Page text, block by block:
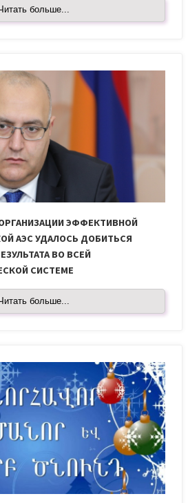
больше...
ЭФФЕКТИВНОЙ
АЭС УДАЛОСЬ ДОБИТЬСЯ
ВО ВСЕЙ
СИСТЕМЕ
больше...